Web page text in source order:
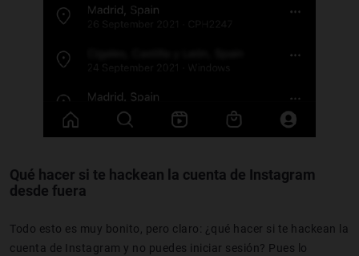
Qué hacer si te hackean la cuenta de Instagram
desde fuera
Todo esto es muy bonito, pero claro: ¿qué hacer si te hackean la
cuenta de Instagram y no puedes iniciar sesión? Pues lo